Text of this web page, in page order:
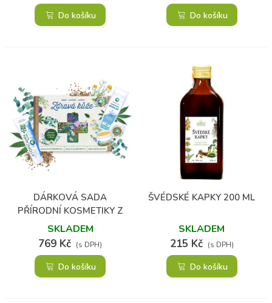
Do košíku Do košíku
DÁRKOVÁ SADA
PŘÍRODNÍ KOSMETIKY Z
KONOPÍ - ZDRAVÁ KŮŽE
SKLADEM
769 Kč (s DPH)
Do košíku
ŠVÉDSKÉ KAPKY 200 ML
SKLADEM
215 Kč (s DPH)
Do košíku